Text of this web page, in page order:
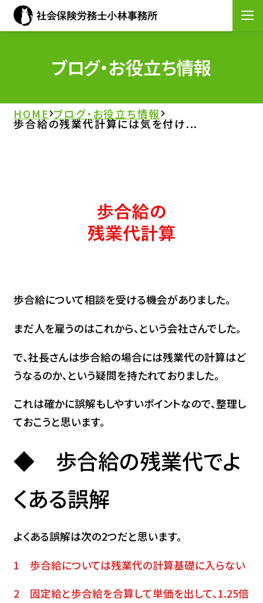
HOME
サービス案内
ブログ・お役立ち情報
ブログ・お役立ち情報
HOME ブログ・お役立ち情報
歩合給の残業代計算には気を付け...
歩合給について相談を受ける機会がありました。
まだ人を雇うのはこれから、という会社さんでした。
で、社長さんは歩合給の場合には残業代の計算はど
うなるのか、という疑問を持たれておりました。
これは確かに誤解もしやすいポイントなので、整理し
ておこうと思います。
◆ 歩合給の残業代でよ
くある誤解
よくある誤解は次の2つだと思います。
1 歩合給については残業代の計算基礎に入らない
2 固定給と歩合給を合算して単価を出して、1.25倍